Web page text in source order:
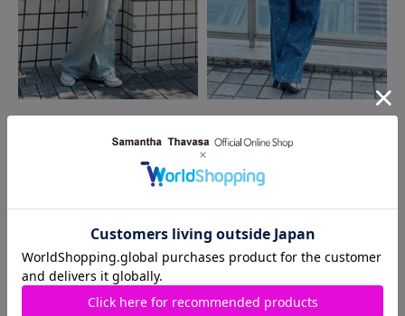
同じ商品を使ったコーディネート